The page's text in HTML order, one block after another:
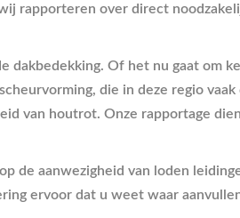
rapporteren over direct
dakbedekking. Of het nu gaat om
die in deze regio
van houtrot. Onze rapportage
de aanwezigheid van loden
ervoor dat u weet waar